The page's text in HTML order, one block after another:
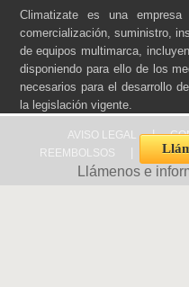
Climatizate es una empresa
comercialización, suministro,
de equipos multimarca,
disponiendo para ello de los
necesarios para el desarrollo
la legislación vigente.
AVISO LEGAL |
REEMBOLSOS
Llámenos e